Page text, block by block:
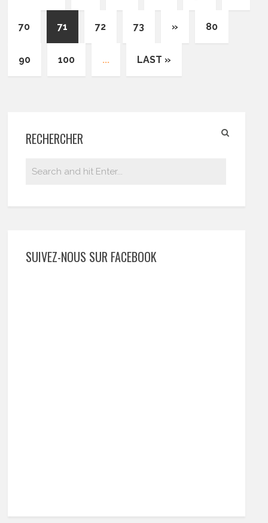
70 71 72 73 » 80
90 100 ... LAST »
RECHERCHER
SUIVEZ-NOUS SUR FACEBOOK